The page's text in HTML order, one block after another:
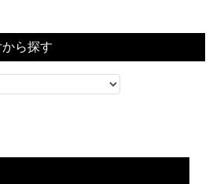
ら探す